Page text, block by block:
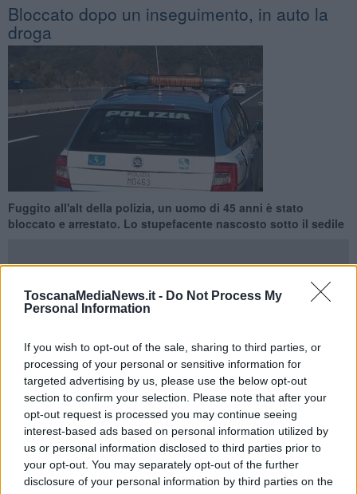
ToscanaMediaNews.it - Do Not Process My
Personal Information
If you wish to opt-out of the sale, sharing to third parties, or
processing of your personal or sensitive information for
targeted advertising by us, please use the below opt-out
section to confirm your selection. Please note that after your
opt-out request is processed you may continue seeing
interest-based ads based on personal information utilized by
us or personal information disclosed to third parties prior to
your opt-out. You may separately opt-out of the further
disclosure of your personal information by third parties on the
Bloccato dopo un inseguimento, in auto la
droga
Fuggito all'alt della polizia, un uomo di 45 anni è stato
bloccato e arrestato. Lo stupefacente nascosto sotto il sedile
premuto sull'acceleratore dandosi alla fuga. E' accaduto la sera del
20 Aprile.
A far scattare l'alt degli agenti il fatto che l'auto, da un controllo da
remoto in banca dati, fosse risultato gravato da un fermo
amministrativo.
Il conducente si è dato alla fuga verso Lido di Camaiore, seguito